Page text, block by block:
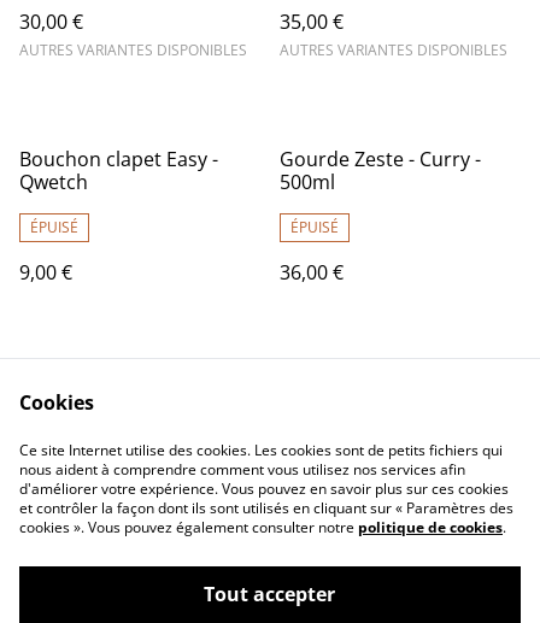
30,00 €
AUTRES VARIANTES DISPONIBLES
35,00 €
AUTRES VARIANTES DISPONIBLES
Bouchon clapet Easy -
Qwetch
ÉPUISÉ
9,00 €
Gourde Zeste - Curry -
500ml
ÉPUISÉ
36,00 €
Contactez-nous
Mentions légales
Conditions générales
de vente
Politique de
confidentialité
Politique de cookies
Cookies
Ce site Internet utilise des cookies. Les cookies sont de petits fichiers qui
nous aident à comprendre comment vous utilisez nos services afin
d'améliorer votre expérience. Vous pouvez en savoir plus sur ces cookies
et contrôler la façon dont ils sont utilisés en cliquant sur « Paramètres des
cookies ». Vous pouvez également consulter notre politique de cookies.
Tout accepter